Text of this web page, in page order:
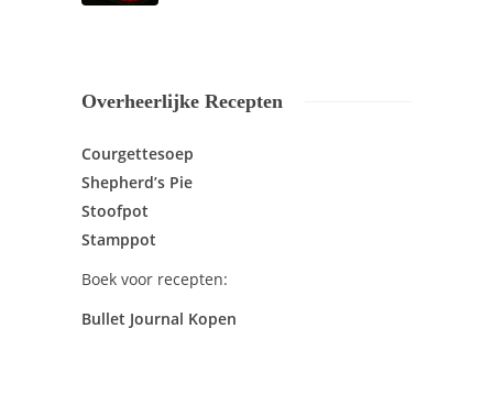
Overheerlijke Recepten
Courgettesoep
Shepherd’s Pie
Stoofpot
Stamppot
Boek voor recepten:
Bullet Journal Kopen